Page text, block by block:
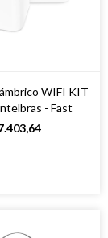
WIFI KIT
- Fast